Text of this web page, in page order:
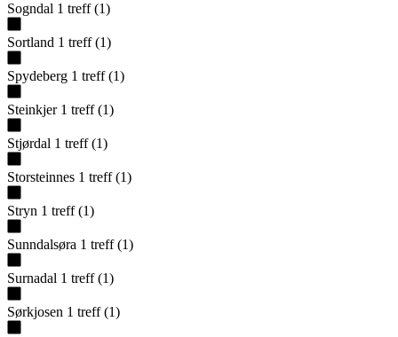
Sogndal 1 treff (1)
Sortland 1 treff (1)
Spydeberg 1 treff (1)
Steinkjer 1 treff (1)
Stjørdal 1 treff (1)
Storsteinnes 1 treff (1)
Stryn 1 treff (1)
Sunndalsøra 1 treff (1)
Surnadal 1 treff (1)
Sørkjosen 1 treff (1)